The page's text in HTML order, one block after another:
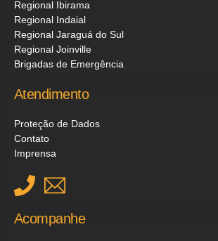
Regional Ibirama
Regional Indaial
Regional Jaraguá do Sul
Regional Joinville
Brigadas de Emergência
Atendimento
Proteção de Dados
Contato
Imprensa
Acompanhe